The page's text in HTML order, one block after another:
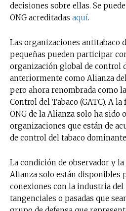
decisiones sobre ellas. Se
ONG acreditadas aquí.
Las organizaciones antitabaco
pequeñas pueden participar
organización global de control
anteriormente como Alianza
pero ahora renombrada como
Control del Tabaco (GATC). A
ONG de la Alianza solo ha sido
organizaciones que están de
de control del tabaco
La condición de observador y
Alianza solo están disponibles
conexiones con la industria del
tangenciales o pasadas que